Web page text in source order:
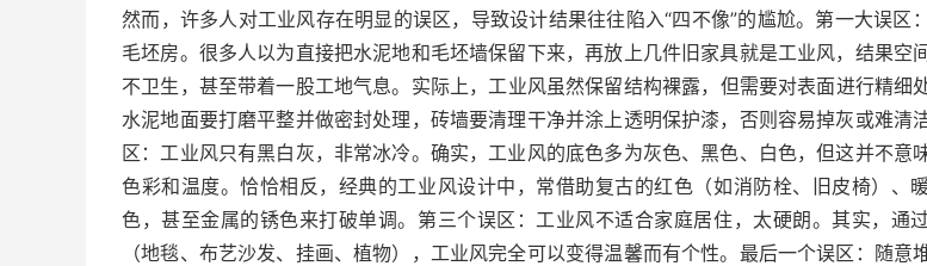
然而，许多人对工业风存在明显的误区，导致设计结果往往陷入“四不像”的尴尬。第一大误区
毛坯房。很多人以为直接把水泥地和毛坯墙保留下来，再放上几件旧家具就是工业风，结果空
不卫生，甚至带着一股工地气息。实际上，工业风虽然保留结构裸露，但需要对表面进行精
水泥地面要打磨平整并做密封处理，砖墙要清理干净并涂上透明保护漆，否则容易掉灰或难清
区：工业风只有黑白灰，非常冰冷。确实，工业风的底色多为灰色、黑色、白色，但这并不意
色彩和温度。恰恰相反，经典的工业风设计中，常借助复古的红色（如消防栓、旧皮椅）、
色，甚至金属的锈色来打破单调。第三个误区：工业风不适合家庭居住，太硬朗。其实，通
（地毯、布艺沙发、挂画、植物），工业风完全可以变得温馨而有个性。最后一个误区：随意